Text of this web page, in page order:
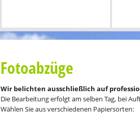
Fotoabzüge
Wir belichten ausschließlich auf
Die Bearbeitung erfolgt am selben Tag, bei
Wählen Sie aus verschiedenen Papiersorten: